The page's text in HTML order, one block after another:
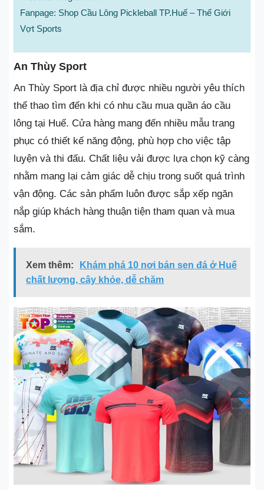
Fanpage: Shop Cầu Lông Pickleball TP.Huế – Thế Giới
Vợt Sports
An Thùy Sport
An Thùy Sport là địa chỉ được nhiều người yêu thích
thể thao tìm đến khi có nhu cầu mua quần áo cầu
lông tại Huế. Cửa hàng mang đến nhiều mẫu trang
phục có thiết kế năng động, phù hợp cho việc tập
luyện và thi đấu. Chất liệu vải được lựa chọn kỹ càng
nhằm mang lại cảm giác dễ chịu trong suốt quá trình
vận động. Các sản phẩm luôn được sắp xếp ngăn
nắp giúp khách hàng thuận tiện tham quan và mua
sắm.
Xem thêm:
Khám phá 10 nơi bán sen đá ở Huế
chất lượng, cây khỏe, dễ chăm